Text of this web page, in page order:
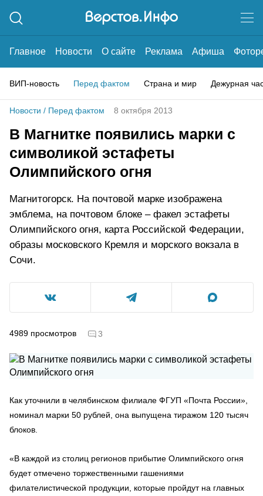
Главное Новости О сайте Реклама Афиша
ВИП-новость Перед фактом Страна и мир Дежурная
Новости / Перед фактом 8 октября 2013
В Магнитке появились марки с
символикой эстафеты
Олимпийского огня
Магнитогорск. На почтовой марке изображена
эмблема, на почтовом блоке – факел эстафеты
Олимпийского огня, карта Российской Федерации,
образы московского Кремля и морского вокзала в
Сочи.
4989 просмотров 3
Как уточнили в челябинском филиале ФГУП «Почта России»,
номинал марки 50 рублей, она выпущена тиражом 120 тысяч
блоков.
«В каждой из столиц регионов прибытие Олимпийского огня
будет отмечено торжественными гашениями
филателистической продукции, которые пройдут на главных